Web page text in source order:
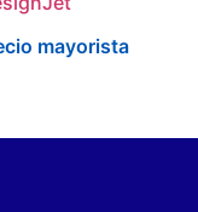
mayorista